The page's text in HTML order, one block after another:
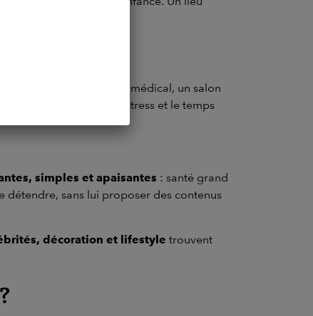
de business.
attend dans un cabinet médical, un salon
L’ambiance, le niveau de stress et le temps
simples et apaisantes : santé grand
détendre, sans lui proposer des contenus
décoration et lifestyle trouvent